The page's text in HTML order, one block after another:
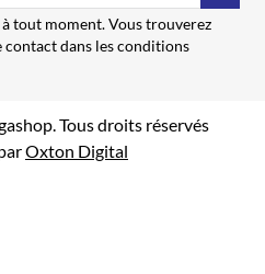
tout moment. Vous trouverez
dans les conditions
Tous droits réservés
Oxton Digital